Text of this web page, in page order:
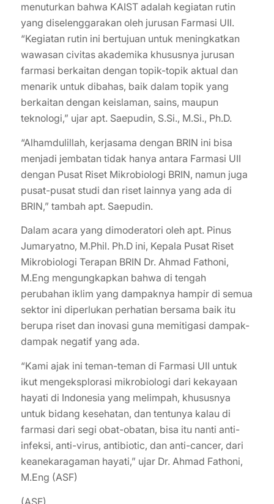
menuturkan bahwa KAIST adalah kegiatan rutin
yang diselenggarakan oleh jurusan Farmasi UII.
“Kegiatan rutin ini bertujuan untuk meningkatkan
wawasan civitas akademika khususnya jurusan
farmasi berkaitan dengan topik-topik aktual dan
menarik untuk dibahas, baik dalam topik yang
berkaitan dengan keislaman, sains, maupun
teknologi,” ujar apt. Saepudin, S.Si., M.Si., Ph.D.
“Alhamdulillah, kerjasama dengan BRIN ini bisa
menjadi jembatan tidak hanya antara Farmasi UII
dengan Pusat Riset Mikrobiologi BRIN, namun juga
pusat-pusat studi dan riset lainnya yang ada di
BRIN,” tambah apt. Saepudin.
Dalam acara yang dimoderatori oleh apt. Pinus
Jumaryatno, M.Phil. Ph.D ini, Kepala Pusat Riset
Mikrobiologi Terapan BRIN Dr. Ahmad Fathoni,
M.Eng mengungkapkan bahwa di tengah
perubahan iklim yang dampaknya hampir di semua
sektor ini diperlukan perhatian bersama baik itu
berupa riset dan inovasi guna memitigasi dampak-
dampak negatif yang ada.
“Kami ajak ini teman-teman di Farmasi UII untuk
ikut mengeksplorasi mikrobiologi dari kekayaan
hayati di Indonesia yang melimpah, khususnya
untuk bidang kesehatan, dan tentunya kalau di
farmasi dari segi obat-obatan, bisa itu nanti anti-
infeksi, anti-virus, antibiotic, dan anti-cancer, dari
keanekaragaman hayati,” ujar Dr. Ahmad Fathoni,
M.Eng (ASF)
(ASF)